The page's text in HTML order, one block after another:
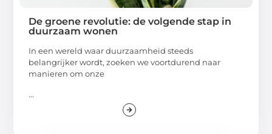
De groene revolutie: de volgende stap in
duurzaam wonen
In een wereld waar duurzaamheid steeds
belangrijker wordt, zoeken we voortdurend naar
manieren om onze
...